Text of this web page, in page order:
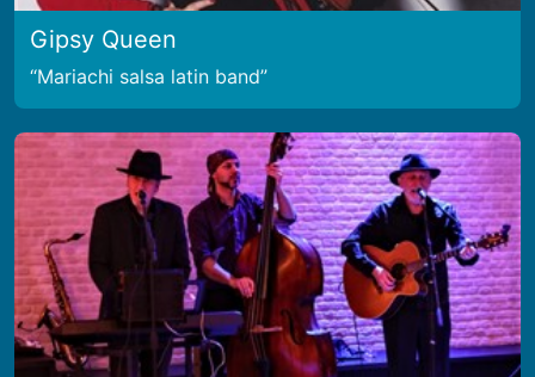
Gipsy Queen
Mariachi salsa latin band